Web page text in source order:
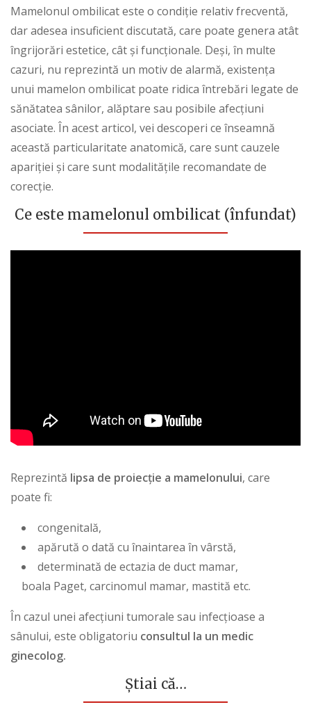
Mamelonul ombilicat este o condiție relativ frecventă,
dar adesea insuficient discutată, care poate genera atât
îngrijorări estetice, cât și funcționale. Deși, în multe
cazuri, nu reprezintă un motiv de alarmă, existența
unui mamelon ombilicat poate ridica întrebări legate de
sănătatea sânilor, alăptare sau posibile afecțiuni
asociate. În acest articol, vei descoperi ce înseamnă
această particularitate anatomică, care sunt cauzele
apariției și care sunt modalitățile recomandate de
corecție.
Ce este mamelonul ombilicat (înfundat)
Reprezintă lipsa de proiecție a mamelonului, care
poate fi:
congenitală,
apărută o dată cu înaintarea în vârstă,
determinată de ectazia de duct mamar,
boala Paget, carcinomul mamar, mastită etc.
În cazul unei afecțiuni tumorale sau infecțioase a
sânului, este obligatoriu consultul la un medic
ginecolog.
Știai că…